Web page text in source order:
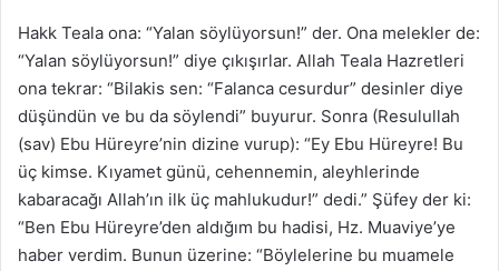
Hakk Teala ona: “Yalan söylüyorsun!” der. Ona melekler de:
“Yalan söylüyorsun!” diye çıkışırlar. Allah Teala Hazretleri
ona tekrar: “Bilakis sen: “Falanca cesurdur” desinler diye
düşündün ve bu da söylendi” buyurur. Sonra (Resulullah
(sav) Ebu Hüreyre’nin dizine vurup): “Ey Ebu Hüreyre! Bu
üç kimse. Kıyamet günü, cehennemin, aleyhlerinde
kabaracağı Allah’ın ilk üç mahlukudur!” dedi.” Şüfey der ki:
“Ben Ebu Hüreyre’den aldığım bu hadisi, Hz. Muaviye’ye
haber verdim. Bunun üzerine: “Böylelerine bu muamele